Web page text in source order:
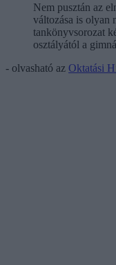
Nem pusztán az
változása is olyan
tankönyvsorozat
osztályától a
- olvasható az Oktatási